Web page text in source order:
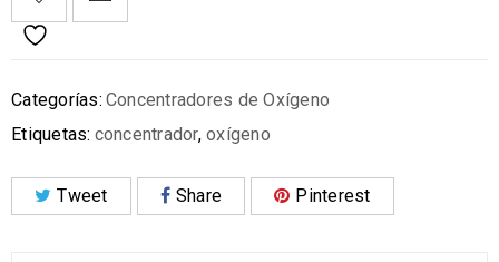
Categorías: Concentradores de Oxígeno
Etiquetas: concentrador, oxígeno
Tweet Share Pinterest